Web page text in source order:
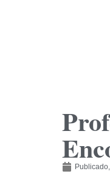
Publicado,